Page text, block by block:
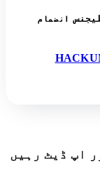
انضمام